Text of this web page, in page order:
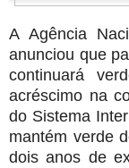
A Agência
anunciou que
continuará
acréscimo na
do Sistema
mantém verde
dois anos de